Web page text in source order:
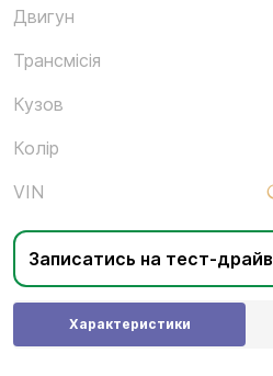
Двигун
Трансмісія
Кузов
Колір
VIN
Записатись на тест-драйв
Характеристики